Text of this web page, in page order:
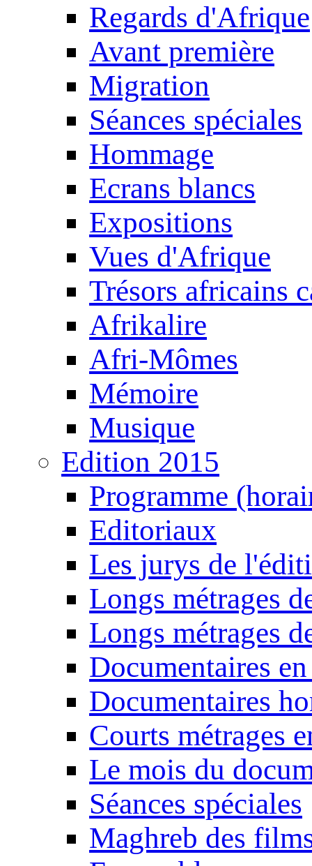
Regards d'Afrique
Avant première
Migration
Séances spéciales
Hommage
Ecrans blancs
Expositions
Vues d'Afrique
Trésors africains
Afrikalire
Afri-Mômes
Mémoire
Musique
Edition 2015
Programme
Editoriaux
Les jurys de
Longs métrages
Longs métrages
Documentaires
Documentaires
Courts métrages
Le mois du
Séances spéciales
Maghreb des